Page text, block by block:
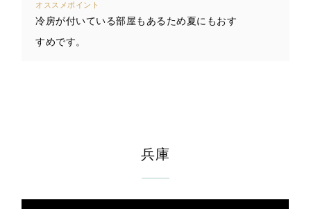
オススメポイント
冷房が付いている部屋もあるため夏にもおす
すめです。
兵庫